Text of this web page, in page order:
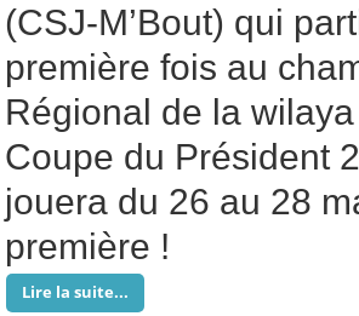
(CSJ-M’Bout) qui
première fois au
Régional de la
Coupe du Président
jouera du 26 au 28
première !
Lire la suite...